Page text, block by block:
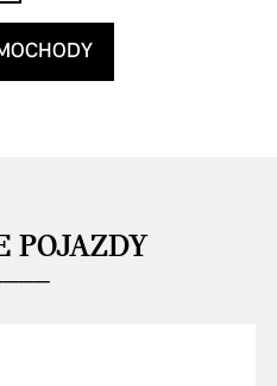
POJAZDY